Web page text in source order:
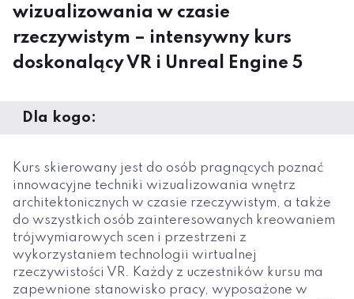
wizualizowania w czasie
rzeczywistym – intensywny kurs
doskonalący VR i Unreal Engine 5
Dla kogo:
Kurs skierowany jest do osób pragnących poznać
innowacyjne techniki wizualizowania wnętrz
architektonicznych w czasie rzeczywistym, a także
do wszystkich osób zainteresowanych kreowaniem
trójwymiarowych scen i przestrzeni z
wykorzystaniem technologii wirtualnej
rzeczywistości VR. Każdy z uczestników kursu ma
zapewnione stanowisko pracy, wyposażone w